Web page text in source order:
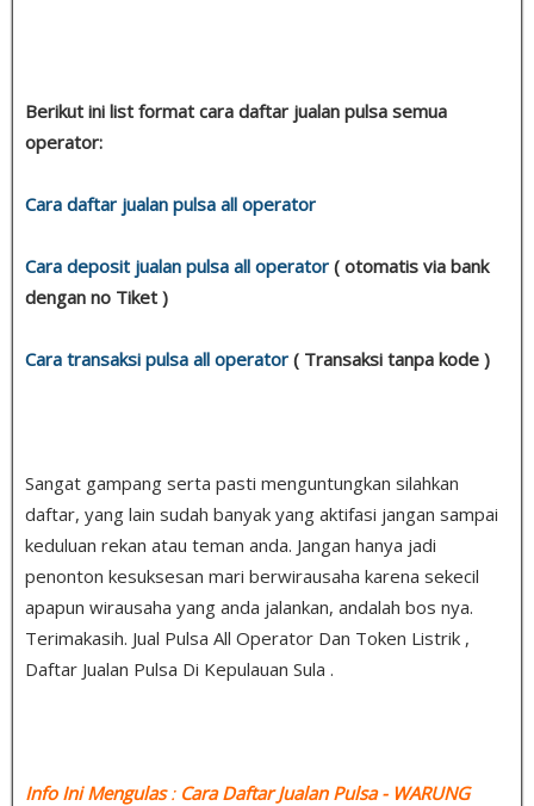
Berikut ini list format cara daftar jualan pulsa semua
operator:
Cara daftar jualan pulsa all operator
Cara deposit jualan pulsa all operator ( otomatis via bank
dengan no Tiket )
Cara transaksi pulsa all operator ( Transaksi tanpa kode )
Sangat gampang serta pasti menguntungkan silahkan
daftar, yang lain sudah banyak yang aktifasi jangan sampai
keduluan rekan atau teman anda. Jangan hanya jadi
penonton kesuksesan mari berwirausaha karena sekecil
apapun wirausaha yang anda jalankan, andalah bos nya.
Terimakasih. Jual Pulsa All Operator Dan Token Listrik ,
Daftar Jualan Pulsa Di Kepulauan Sula .
Info Ini Mengulas: Cara Daftar Jualan Pulsa- WARUNG